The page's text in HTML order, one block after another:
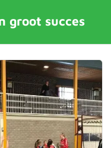
groot succes